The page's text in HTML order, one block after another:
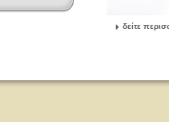
δείτε